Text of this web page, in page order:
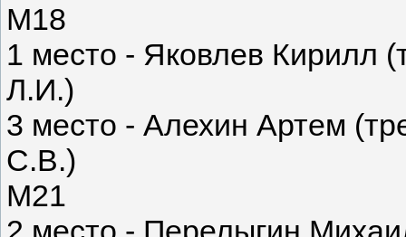
М18
1 место - Яковлев Кирилл
Л.И.)
3 место - Алехин Артем
С.В.)
М21